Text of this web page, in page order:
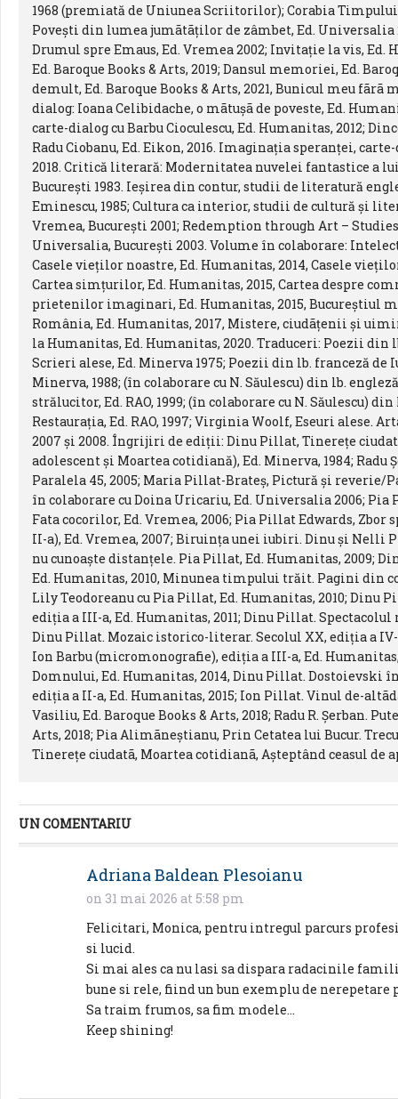
1968 (premiată de Uniunea Scriitorilor); Corabia Timpului,
Poveşti din lumea jumãtãţilor de zâmbet, Ed. Universalia
Drumul spre Emaus, Ed. Vremea 2002; Invitaţie la vis, Ed.
Ed. Baroque Books & Arts, 2019; Dansul memoriei, Ed.
demult, Ed. Baroque Books & Arts, 2021, Bunicul meu fãrã
dialog: Ioana Celibidache, o mãtuşã de poveste, Ed.
carte-dialog cu Barbu Cioculescu, Ed. Humanitas, 2012;
Radu Ciobanu, Ed. Eikon, 2016. Imaginaţia speranţei,
2018. Critică literară: Modernitatea nuvelei fantastice a lui
Bucureşti 1983. Ieşirea din contur, studii de literatură
Eminescu, 1985; Cultura ca interior, studii de cultură şi
Vremea, Bucureşti 2001; Redemption through Art –
Universalia, Bucureşti 2003. Volume în colaborare:
Casele vieţilor noastre, Ed. Humanitas, 2014, Casele
Cartea simţurilor, Ed. Humanitas, 2015, Cartea despre
prietenilor imaginari, Ed. Humanitas, 2015, Bucureştiul
România, Ed. Humanitas, 2017, Mistere, ciudãţenii şi
la Humanitas, Ed. Humanitas, 2020. Traduceri: Poezii din
Scrieri alese, Ed. Minerva 1975; Poezii din lb. franceză de
Minerva, 1988; (în colaborare cu N. Săulescu) din lb.
strălucitor, Ed. RAO, 1999; (în colaborare cu N. Săulescu)
Restauraţia, Ed. RAO, 1997; Virginia Woolf, Eseuri alese.
2007 şi 2008. Îngrijiri de ediţii: Dinu Pillat, Tinereţe
adolescent şi Moartea cotidiană), Ed. Minerva, 1984;
Paralela 45, 2005; Maria Pillat-Brateş, Pictură şi
în colaborare cu Doina Uricariu, Ed. Universalia 2006;
Fata cocorilor, Ed. Vremea, 2006; Pia Pillat Edwards,
II-a), Ed. Vremea, 2007; Biruinţa unei iubiri. Dinu şi Nelli
nu cunoaşte distanţele. Pia Pillat, Ed. Humanitas, 2009;
Ed. Humanitas, 2010, Minunea timpului trăit. Pagini din
Lily Teodoreanu cu Pia Pillat, Ed. Humanitas, 2010; Dinu
ediţia a III-a, Ed. Humanitas, 2011; Dinu Pillat. Spectacolul
Dinu Pillat. Mozaic istorico-literar. Secolul XX, ediţia a
Ion Barbu (micromonografie), ediţia a III-a, Ed.
Domnului, Ed. Humanitas, 2014, Dinu Pillat. Dostoievski
ediţia a II-a, Ed. Humanitas, 2015; Ion Pillat. Vinul de-
Vasiliu, Ed. Baroque Books & Arts, 2018; Radu R. Şerban.
Arts, 2018; Pia Alimãneştianu, Prin Cetatea lui Bucur.
Tinereţe ciudatã, Moartea cotidianã, Aşteptând ceasul de
UN COMENTARIU
Adriana Baldean Plesoianu
on 31 mai 2026 at 5:58 pm
Felicitari, Monica, pentru intregul parcurs
si lucid.
Si mai ales ca nu lasi sa dispara radacinile
bune si rele, fiind un bun exemplu de nerepetare
Sa traim frumos, sa fim modele…
Keep shining!